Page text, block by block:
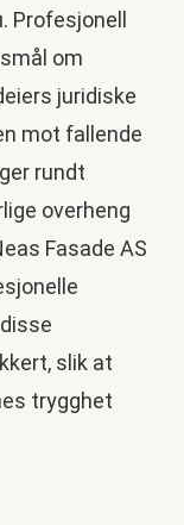
Profesjonell
om
juridiske
mot fallende
rundt
overheng
Fasade AS
slik at
trygghet